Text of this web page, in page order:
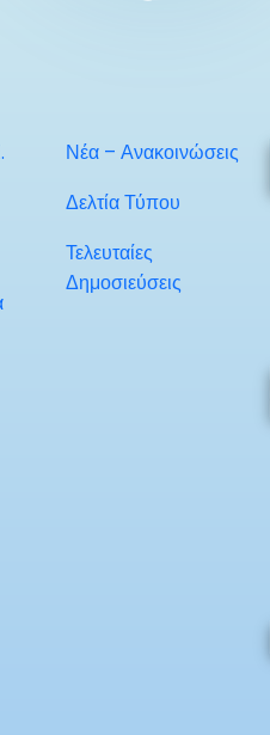
Νέα – Ανακοινώσεις
Δελτία Τύπου
Τελευταίες
Δημοσιεύσεις